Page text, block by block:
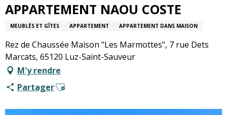
APPARTEMENT NAOU COSTE
MEUBLÉS ET GÎTES APPARTEMENT APPARTEMENT DANS MAISON
Rez de Chaussée Maison "Les Marmottes", 7 rue Dets
Marcats, 65120 Luz-Saint-Sauveur
M'y rendre
PartagerAjouter aux favoris